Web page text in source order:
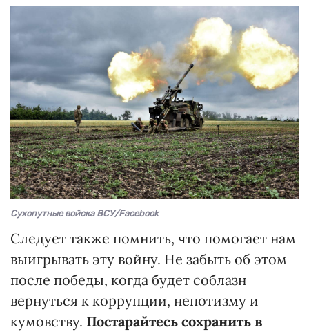
Сухопутные войска ВСУ/Facebook
Следует также помнить, что помогает нам
выигрывать эту войну. Не забыть об этом
после победы, когда будет соблазн
вернуться к коррупции, непотизму и
кумовству. Постарайтесь сохранить в